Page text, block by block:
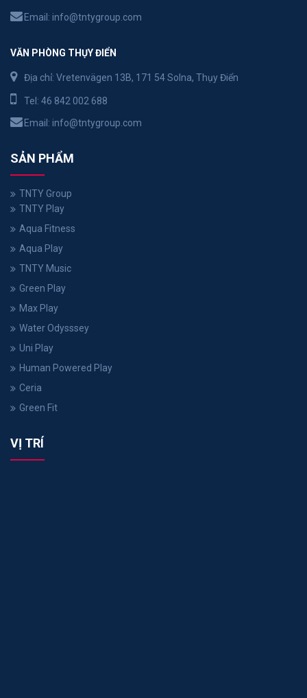
Email: info@tntygroup.com
VĂN PHÒNG THỤY ĐIỂN
Địa chỉ: Vretenvägen 13B, 171 54 Solna, Thụy Điển
Tel: 46 842 002 688
Email: info@tntygroup.com
SẢN PHẨM
TNTY Group
TNTY Play
Aqua Fitness
Aqua Play
TNTY Music
Green Play
Max Play
Water Odysssey
Uni Play
Human Powered Play
Ceria
Green Fit
VỊ TRÍ